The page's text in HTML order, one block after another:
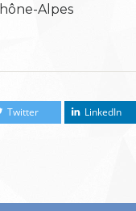
Alpes
Twitter LinkedIn